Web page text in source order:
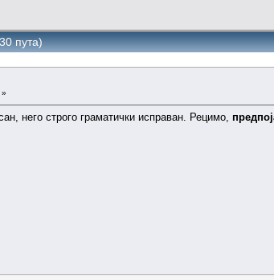
пута)
него строго граматички исправан. Рецимо,